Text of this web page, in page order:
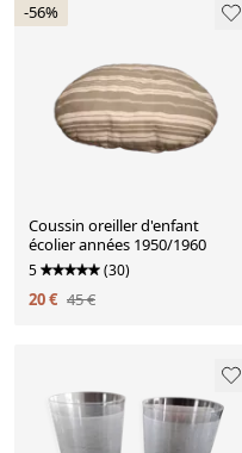
-56%
Coussin oreiller d'enfant
écolier années 1950/1960
5 (30)
20 € 45 €